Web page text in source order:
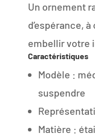
Un ornement
d’espérance,
embellir votre
Caractéristiques
Modèle :
suspendre
Matière :